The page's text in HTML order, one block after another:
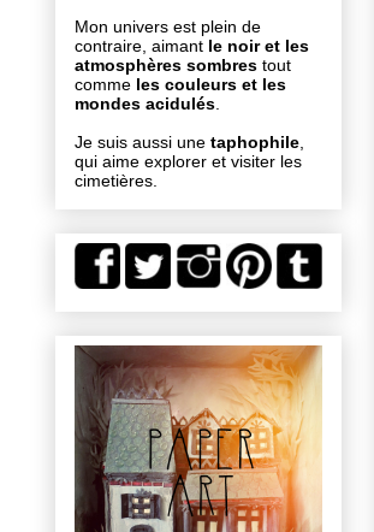
Mon univers est plein de
contraire, aimant le noir et les
atmosphères sombres tout
comme les couleurs et les
mondes acidulés
Je suis aussi une taphophile
qui aime explorer et visiter les
cimetières.